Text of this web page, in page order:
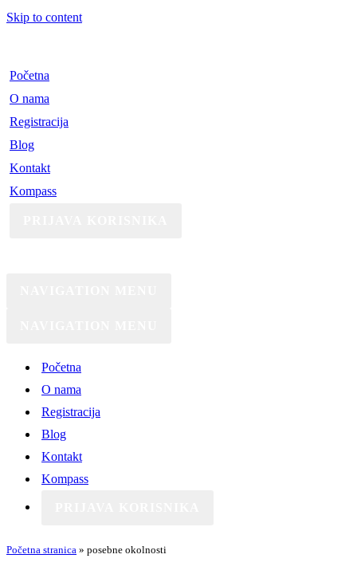
Skip to content
Početna
O nama
Registracija
Blog
Kontakt
Kompass
Početna
O nama
Registracija
Blog
Kontakt
Kompass
Početna stranica » posebne okolnosti